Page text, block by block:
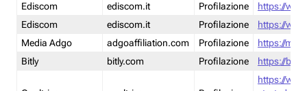
Ediscom
ediscom.it Profilazione
https://
Ediscom
ediscom.it Profilazione
https://
Media Adgo
adgoaffiliation.com Profilazione
https://
Bitly
bitly.com Profilazione https://
https://